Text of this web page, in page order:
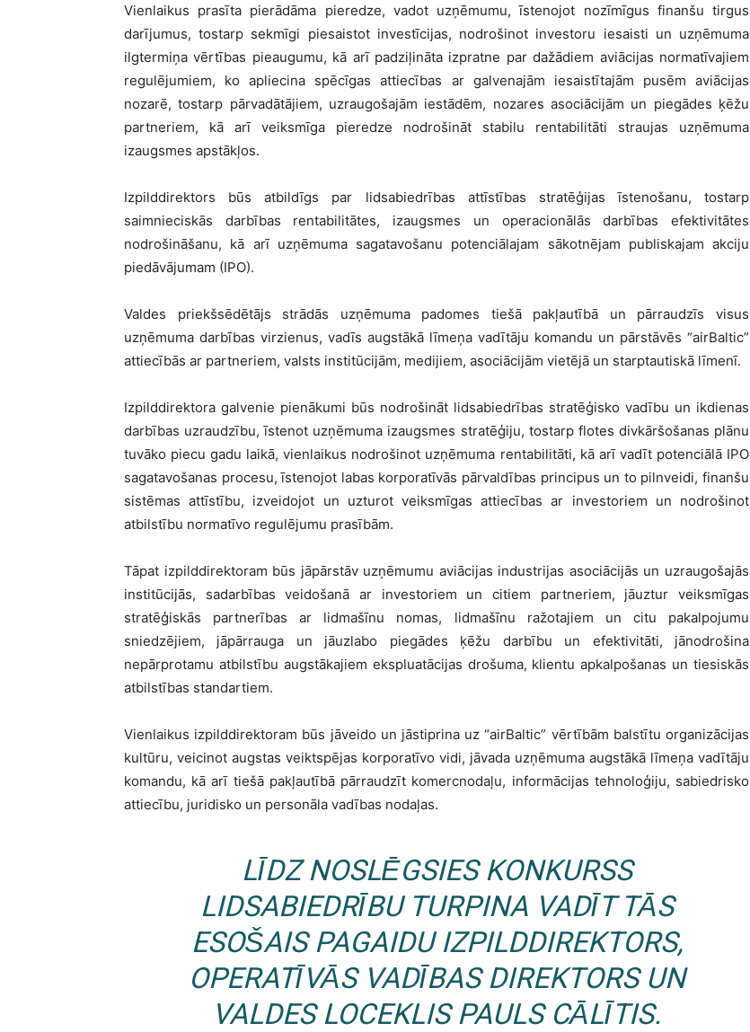
Vienlaikus prasīta pierādāma pieredze, vadot uzņēmumu, īstenojot nozīmīgus finanšu tirgus
darījumus, tostarp sekmīgi piesaistot investīcijas, nodrošinot investoru iesaisti un uzņēmuma
ilgtermiņa vērtības pieaugumu, kā arī padziļināta izpratne par dažādiem aviācijas normatīvajiem
regulējumiem, ko apliecina spēcīgas attiecības ar galvenajām iesaistītajām pusēm aviācijas
nozarē, tostarp pārvadātājiem, uzraugošajām iestādēm, nozares asociācijām un piegādes ķēžu
partneriem, kā arī veiksmīga pieredze nodrošināt stabilu rentabilitāti straujas uzņēmuma
izaugsmes apstākļos.
Izpilddirektors būs atbildīgs par lidsabiedrības attīstības stratēģijas īstenošanu, tostarp
saimnieciskās darbības rentabilitātes, izaugsmes un operacionālās darbības efektivitātes
nodrošināšanu, kā arī uzņēmuma sagatavošanu potenciālajam sākotnējam publiskajam akciju
piedāvājumam (IPO).
Valdes priekšsēdētājs strādās uzņēmuma padomes tiešā pakļautībā un pārraudzīs visus
uzņēmuma darbības virzienus, vadīs augstākā līmeņa vadītāju komandu un pārstāvēs “airBaltic”
attiecībās ar partneriem, valsts institūcijām, medijiem, asociācijām vietējā un starptautiskā līmenī.
Izpilddirektora galvenie pienākumi būs nodrošināt lidsabiedrības stratēģisko vadību un ikdienas
darbības uzraudzību, īstenot uzņēmuma izaugsmes stratēģiju, tostarp flotes divkāršošanas plānu
tuvāko piecu gadu laikā, vienlaikus nodrošinot uzņēmuma rentabilitāti, kā arī vadīt potenciālā IPO
sagatavošanas procesu, īstenojot labas korporatīvās pārvaldības principus un to pilnveidi, finanšu
sistēmas attīstību, izveidojot un uzturot veiksmīgas attiecības ar investoriem un nodrošinot
atbilstību normatīvo regulējumu prasībām.
Tāpat izpilddirektoram būs jāpārstāv uzņēmumu aviācijas industrijas asociācijās un uzraugošajās
institūcijās, sadarbības veidošanā ar investoriem un citiem partneriem, jāuztur veiksmīgas
stratēģiskās partnerības ar lidmašīnu nomas, lidmašīnu ražotajiem un citu pakalpojumu
sniedzējiem, jāpārrauga un jāuzlabo piegādes ķēžu darbību un efektivitāti, jānodrošina
nepārprotamu atbilstību augstākajiem ekspluatācijas drošuma, klientu apkalpošanas un tiesiskās
atbilstības standartiem.
Vienlaikus izpilddirektoram būs jāveido un jāstiprina uz “airBaltic” vērtībām balstītu organizācijas
kultūru, veicinot augstas veiktspējas korporatīvo vidi, jāvada uzņēmuma augstākā līmeņa vadītāju
komandu, kā arī tiešā pakļautībā pārraudzīt komercnodaļu, informācijas tehnoloģiju, sabiedrisko
attiecību, juridisko un personāla vadības nodaļas.
LĪDZ NOSLĒGSIES KONKURSS
LIDSABIEDRĪBU TURPINA VADĪT TĀS
ESOŠAIS PAGAIDU IZPILDDIREKTORS,
OPERATĪVĀS VADĪBAS DIREKTORS UN
VALDES LOCEKLIS PAULS CĀLĪTIS.